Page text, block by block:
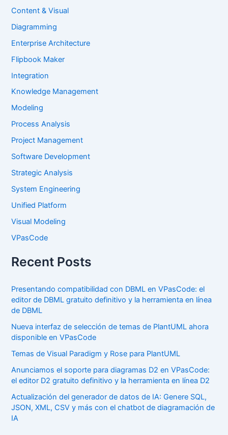
Content & Visual
Diagramming
Enterprise Architecture
Flipbook Maker
Integration
Knowledge Management
Modeling
Process Analysis
Project Management
Software Development
Strategic Analysis
System Engineering
Unified Platform
Visual Modeling
VPasCode
Recent Posts
Presentando compatibilidad con DBML en VPasCode: el
editor de DBML gratuito definitivo y la herramienta en línea
de DBML
Nueva interfaz de selección de temas de PlantUML ahora
disponible en VPasCode
Temas de Visual Paradigm y Rose para PlantUML
Anunciamos el soporte para diagramas D2 en VPasCode:
el editor D2 gratuito definitivo y la herramienta en línea D2
Actualización del generador de datos de IA: Genere SQL,
JSON, XML, CSV y más con el chatbot de diagramación de
IA